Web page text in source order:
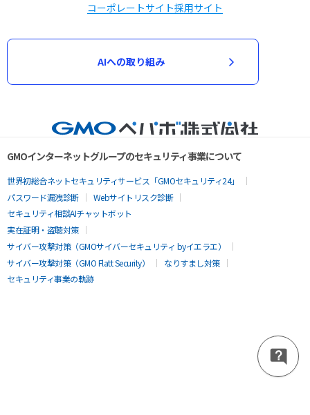
コーポレートサイト採用サイト
AIへの取り組み
GMOインターネットグループのセキュリティ事業について
世界初総合ネットセキュリティサービス「GMOセキュリティ24」
パスワード漏洩診断
Webサイトリスク診断
セキュリティ相談AIチャットボット
実在証明・盗聴対策
サイバー攻撃対策（GMOサイバーセキュリティ byイエラエ）
サイバー攻撃対策（GMO Flatt Security）
なりすまし対策
セキュリティ事業の軌跡